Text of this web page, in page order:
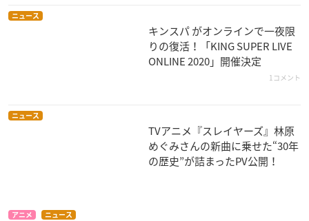
ピカチュウのなつや
る記憶 下巻
らんま
らんま
らんま1/2 よみがえ
らんま1/2 道を継ぐ
ニュース
キンスパ がオンラインで一夜限
りの復活！「KING SUPER LIVE
ONLINE 2020」開催決定
1コメント
ニュース
TVアニメ『スレイヤーズ』林原
めぐみさんの新曲に乗せた“30年
の歴史”が詰まったPV公開！
アニメ ニュース